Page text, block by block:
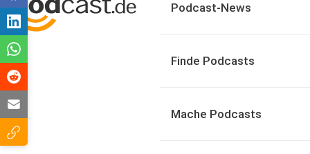
Podcast-News
Finde Podcasts
Mache Podcasts